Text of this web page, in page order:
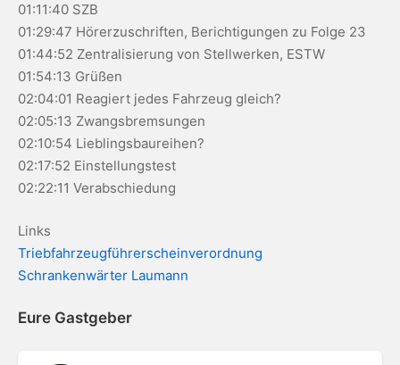
01:11:40 SZB
01:29:47 Hörerzuschriften, Berichtigungen zu Folge 23
01:44:52 Zentralisierung von Stellwerken, ESTW
01:54:13 Grüßen
02:04:01 Reagiert jedes Fahrzeug gleich?
02:05:13 Zwangsbremsungen
02:10:54 Lieblingsbaureihen?
02:17:52 Einstellungstest
02:22:11 Verabschiedung
Links
Triebfahrzeugführerscheinverordnung
Schrankenwärter Laumann
Eure Gastgeber